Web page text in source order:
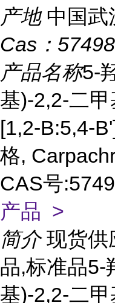
产地 中国武
Cas：
产品名称5-
基)-2,2-二
[1,2-B:5,4-
格,
CAS号
产品 >
简介 现货供
品,标准品5-
基)-2,2-二